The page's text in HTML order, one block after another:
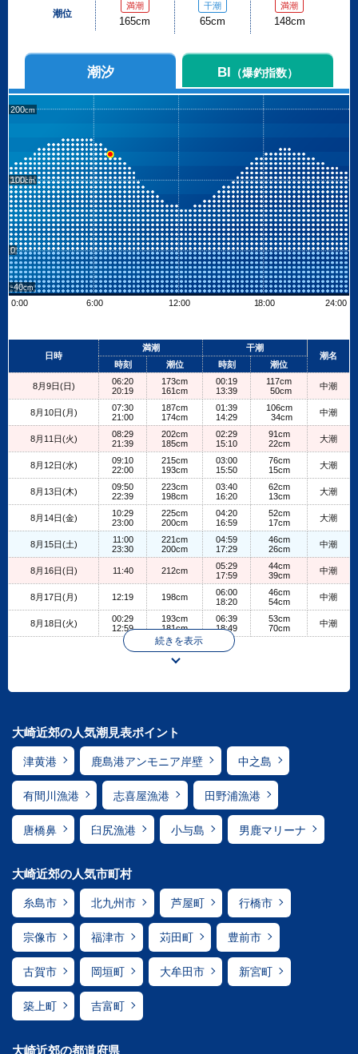
潮位
満潮
165cm
干潮
65cm
満潮
148cm
潮汐 BI （爆釣指数）
200
100
0
-40
0:00
6:00 12:00 18:00 24:00
+
日時
満潮
干潮
潮名
時刻
潮位 時刻 潮位
8月9日(日)
06:20
20:19
173cm
161cm
00:19
13:39
117cm
50cm
中潮
8月10日(月)
07:30
21:00
187cm
174cm
01:39
14:29
106cm
34cm
中潮
8月11日(火)
08:29
21:39
202cm
185cm
02:29
15:10
91cm
22cm
大潮
8月12日(水)
09:10
22:00
215cm
193cm
03:00
15:50
76cm
15cm
大潮
8月13日(木)
09:50
22:39
223cm
198cm
03:40
16:20
62cm
13cm
大潮
8月14日(金)
10:29
23:00
225cm
200cm
04:20
16:59
52cm
17cm
大潮
8月15日(土)
11:00
23:30
221cm
200cm
04:59
17:29
46cm
26cm
中潮
8月16日(日) 11:40 212cm
05:29
17:59
44cm
39cm
中潮
8月17日(月) 12:19 198cm
06:00
18:20
46cm
54cm
中潮
8月18日(火)
00:29
12:59
193cm
181cm
06:39
18:49
53cm
70cm
中潮
続きを表示
大崎近郊の人気潮見表ポイント
津黄港 鹿島港アンモニア岸壁 中之島
有間川漁港 志喜屋漁港 田野浦漁港
唐橋鼻 臼尻漁港 小与島 男鹿マリーナ
大崎近郊の人気市町村
糸島市 北九州市 芦屋町 行橋市
宗像市 福津市 苅田町 豊前市
古賀市 岡垣町 大牟田市 新宮町
築上町 吉富町
大崎近郊の都道府県